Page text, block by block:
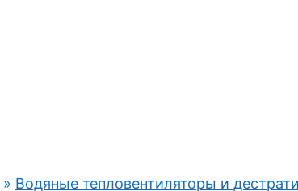
» Водяные тепловентиляторы и